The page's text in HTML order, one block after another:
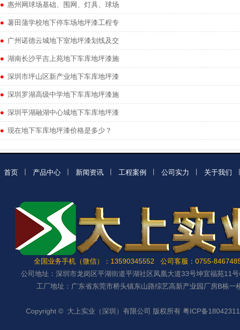
惠州网球场基础、围网、灯具、球场
薯田蒲学校地下停车场地坪漆工程专
广州诺德云城地下室地坪漆划线及交
湖南长沙平吉上苑地下车库地坪漆施
深圳市坪山区新产业地下车库地坪漆
深圳罗湖高级中学地下车库地坪漆施
深圳平湖融湖中心城地下车库地坪漆
现在地下车库地坪漆价格是多少？
首页 产品中心 新闻资讯 工程案例 公司实力 关于我们
全国业务手机（微信）：13590345552 公司客服：0755-
公司地址：深圳市龙岗区平湖街道平湖社区凤凰大道33号坤宜福苑11
工厂地址：广东省东莞市桥头镇东山路综艺高新产业园厂房B栋一
Copyright © 大上实业（深圳）有限公司 版权所有 粤ICP备